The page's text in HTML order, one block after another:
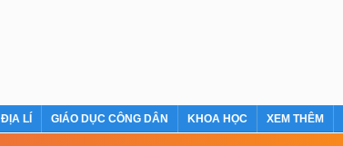
ĐỊA LÍ GIÁO DỤC CÔNG DÂN KHOA HỌC XEM THÊM